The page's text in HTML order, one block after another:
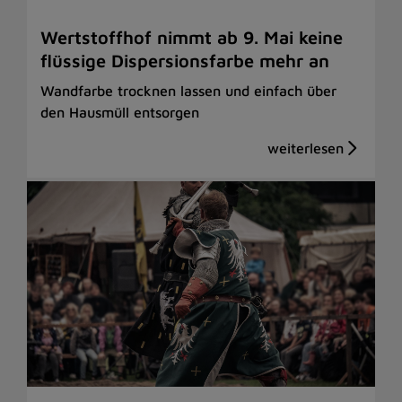
Wertstoffhof nimmt ab 9. Mai keine
flüssige Dispersionsfarbe mehr an
Wandfarbe trocknen lassen und einfach über
den Hausmüll entsorgen